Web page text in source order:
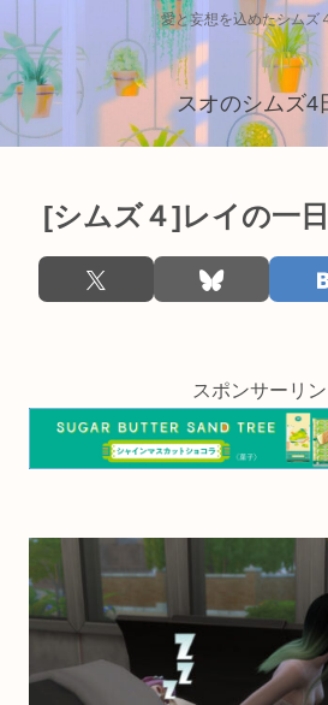
愛と妄想を込めたシムズ
スオのシムズ4
[シムズ４]レイの一日
スポンサーリン